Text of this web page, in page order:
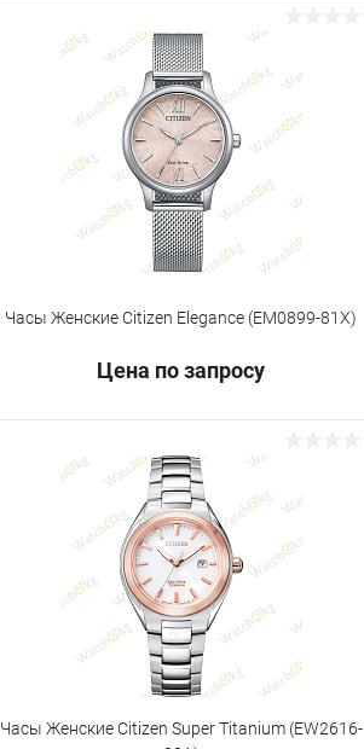
Запросить цену
Купить в 1 клик
Под заказ
Часы Женские Citizen Elegance (EM0899-81X)
Цена по запросу
Запросить цену
Купить в 1 клик
Под заказ
Часы Женские Citizen Super Titanium (EW2616-